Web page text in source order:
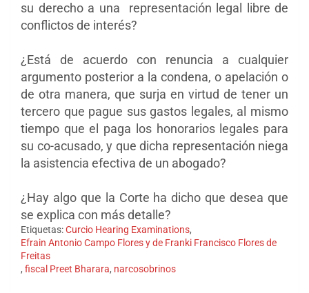
su derecho a una representación legal libre de
conflictos de interés?
¿Está de acuerdo con renuncia a cualquier
argumento posterior a la condena, o apelación o
de otra manera, que surja en virtud de tener un
tercero que pague sus gastos legales, al mismo
tiempo que el paga los honorarios legales para
su co-acusado, y que dicha representación niega
la asistencia efectiva de un abogado?
¿Hay algo que la Corte ha dicho que desea que
se explica con más detalle?
Etiquetas:Curcio Hearing Examinations,
Efrain Antonio Campo Flores y de Franki Francisco Flores de
Freitas
, fiscal Preet Bharara, narcosobrinos